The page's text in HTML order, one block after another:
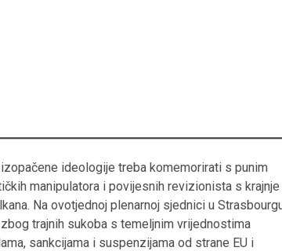
ideologije treba komemorirati s punim
manipulatora i povijesnih revizionista s krajnje
Na ovotjednoj plenarnoj sjednici u
trajnih sukoba s temeljnim vrijednostima
sankcijama i suspenzijama od strane EU i